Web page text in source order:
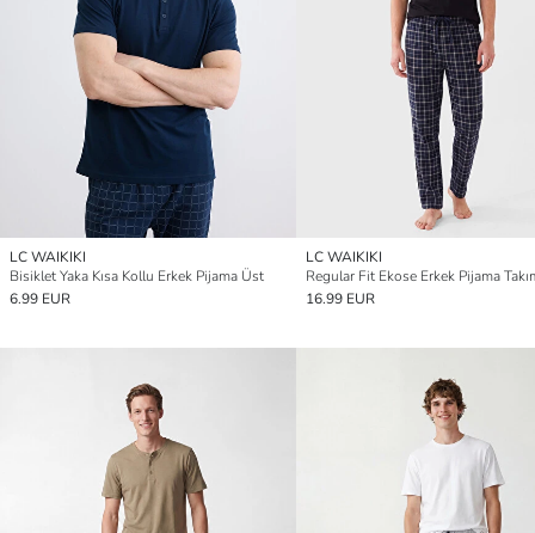
LC WAIKIKI
Bisiklet Yaka Kısa Kollu Erkek Pijama Üst
6.99 EUR
LC WAIKIKI
Regular Fit Ekose Erkek Pijama
16.99 EUR